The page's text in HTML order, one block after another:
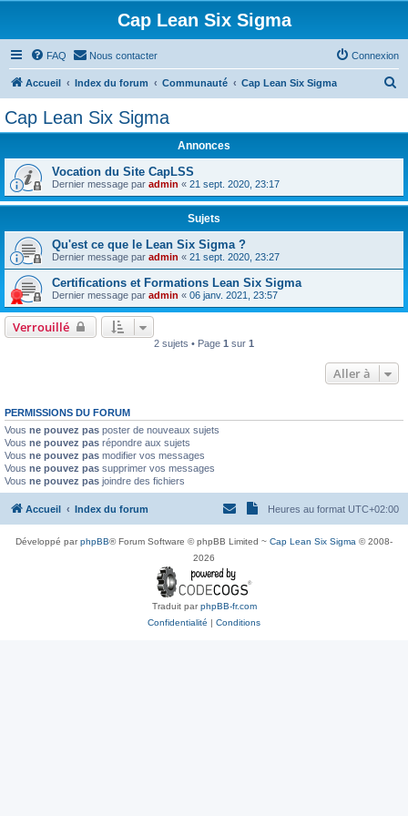
Cap Lean Six Sigma
FAQ Nous contacter Connexion
Accueil Index du forum Communauté Cap Lean Six Sigma
h
Cap Lean Six Sigma
Annonces
Vocation du Site CapLSS
Dernier message par admin « 21 sept. 2020, 23:17
Sujets
Qu'est ce que le Lean Six Sigma ?
Dernier message par admin « 21 sept. 2020, 23:27
Certifications et Formations Lean Six Sigma
Dernier message par admin « 06 janv. 2021, 23:57
Verrouillé
2 sujets • Page 1 sur 1
Aller à
PERMISSIONS DU FORUM
Vous ne pouvez pas poster de nouveaux sujets
Vous ne pouvez pas répondre aux sujets
Vous ne pouvez pas modifier vos messages
Vous ne pouvez pas supprimer vos messages
Vous ne pouvez pas joindre des fichiers
Accueil Index du forum Heures au format UTC+02:00
Développé parphpBB® Forum Software © phpBB Limited ~ Cap Lean Six Sigma © 2008-
2026
Traduit parphpBB-fr.com
Confidentialité | Conditions